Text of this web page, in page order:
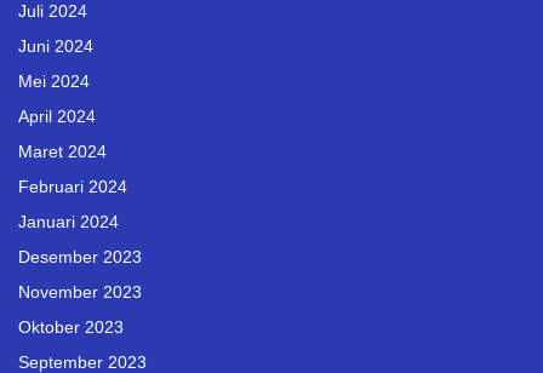
Juli 2024
Juni 2024
Mei 2024
April 2024
Maret 2024
Februari 2024
Januari 2024
Desember 2023
November 2023
Oktober 2023
September 2023